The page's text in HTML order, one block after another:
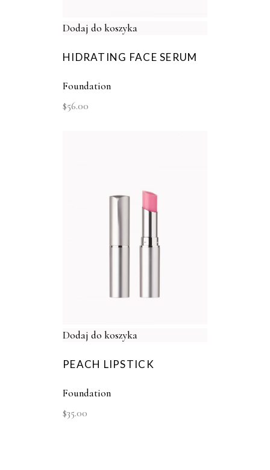
Dodaj do koszyka
HIDRATING FACE SERUM
Foundation
$56.00
Dodaj do koszyka
PEACH LIPSTICK
Foundation
$35.00